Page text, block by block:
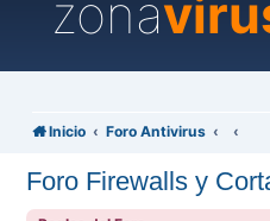
zona
Inicio Foro Antivirus
Foro Firewalls y